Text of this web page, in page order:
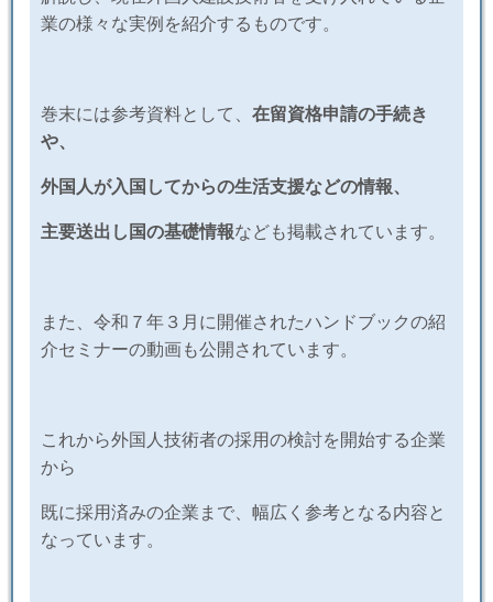
業の様々な実例を紹介するものです。
巻末には参考資料として、 在留資格申請の手続き
や、
外国人が入国してからの生活支援などの情報、
主要送出し国の基礎情報なども掲載されています。
また、令和７年３月に開催されたハンドブックの紹
介セミナーの動画も公開されています。
これから外国人技術者の採用の検討を開始する企業
から
既に採用済みの企業まで、幅広く参考となる内容と
なっています。